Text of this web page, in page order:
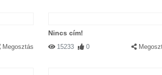
Megosztás
Nincs cím!
15233 0